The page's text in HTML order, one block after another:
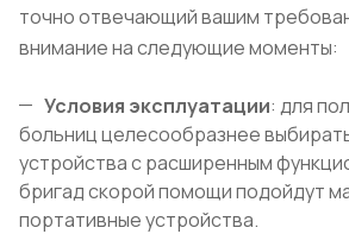
точно отвечающий вашим
внимание на следующие моменты:
Условия эксплуатации: для
больниц целесообразнее
устройства с расширенным
бригад скорой помощи подойдут
портативные устройства.